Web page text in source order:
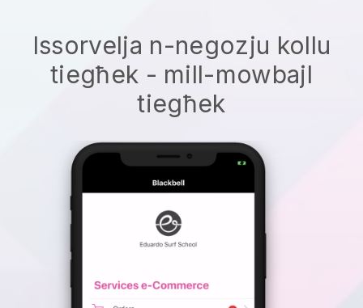
Issorvelja n-negozju kollu
tiegħek - mill-mowbajl
tiegħek